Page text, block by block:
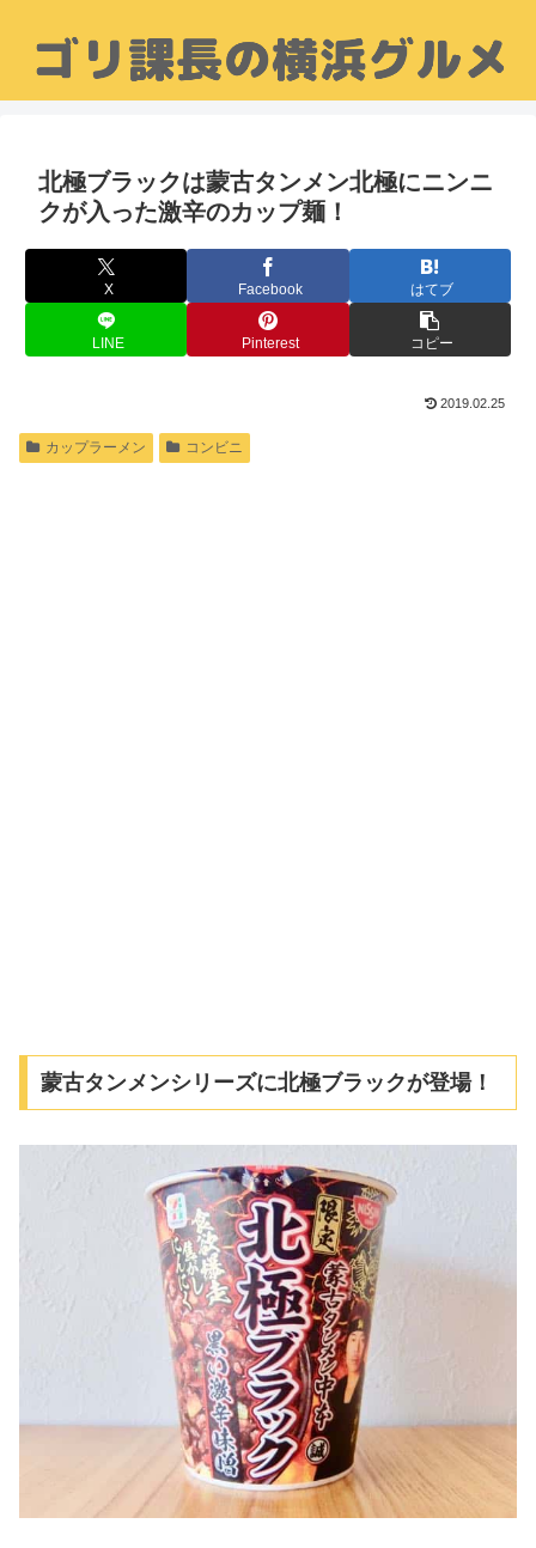
北極ブラックは蒙古タンメン北極にニンニ
クが入った激辛のカップ麺！
X Facebook はてブ
LINE Pinterest コピー
2019.02.25
カップラーメン コンビニ
蒙古タンメンシリーズに北極ブラックが登場！